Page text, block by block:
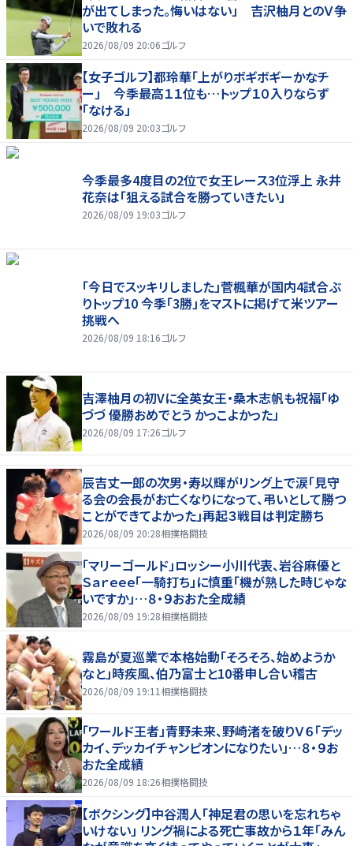
が出てしまった。悔いはない」 吉沢柚月とのＶ争
いで敗れる
2026/08/09 20:06ゴルフ
【女子ゴルフ】都玲華「上がりボギボギーかなチ
ー」 今季最高１１位も…トップ１０入りならず
「なける」
2026/08/09 20:03ゴルフ
今季最多4度目の2位で女王レース3位浮上 永井
花奈は「狙える試合を勝っていきたい」
2026/08/09 19:03ゴルフ
「今日でスッキリしました」菅楓華が国内4試合ぶ
りトップ10 今季「3勝」をマストに掲げて米ツアー
挑戦へ
2026/08/09 18:16ゴルフ
吉澤柚月の初Vに全英女王・桑木志帆も祝福「ゆ
づづ 優勝おめでとう かっこよかった」
2026/08/09 17:26ゴルフ
辰吉丈一郎の次男・寿以輝がリング上で涙「見守
る会の会長がお亡くなりになって、弔いとして勝つ
ことができてよかった」再起３戦目は判定勝ち
2026/08/09 20:28相撲格闘技
「マリーゴールド」ロッシー小川代表、岩谷麻優と
Ｓａｒｅｅｅ「一騎打ち」に慎重「機が熟した時じゃな
いですか」…８・９おおた全成績
2026/08/09 19:28相撲格闘技
霧島が夏巡業で本格始動「そろそろ、始めようか
なと」時疾風、伯乃富士と10番申し合い稽古
2026/08/09 19:11 相撲格闘技
「ワールド王者」青野未来、野崎渚を破りＶ６「デッ
カイ、デッカイチャンピオンになりたい」…８・９お
おた全成績
2026/08/09 18:26相撲格闘技
【ボクシング】中谷潤人「神足君の思いを忘れちゃ
いけない」 リング禍による死亡事故から１年「みん